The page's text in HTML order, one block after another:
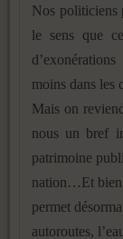
Nos politiciens
le sens que
moins dans les
Mais on
nous un bref
patrimoine
nation…Et bien
permet
autoroutes,